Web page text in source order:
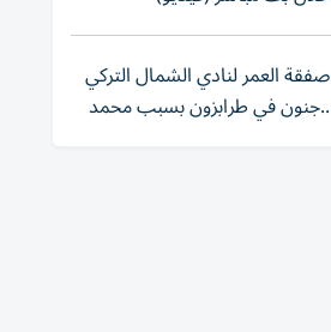
صفقة العمر لنادي الشمال التركي
..جنون في طرابزون بسبب محمد